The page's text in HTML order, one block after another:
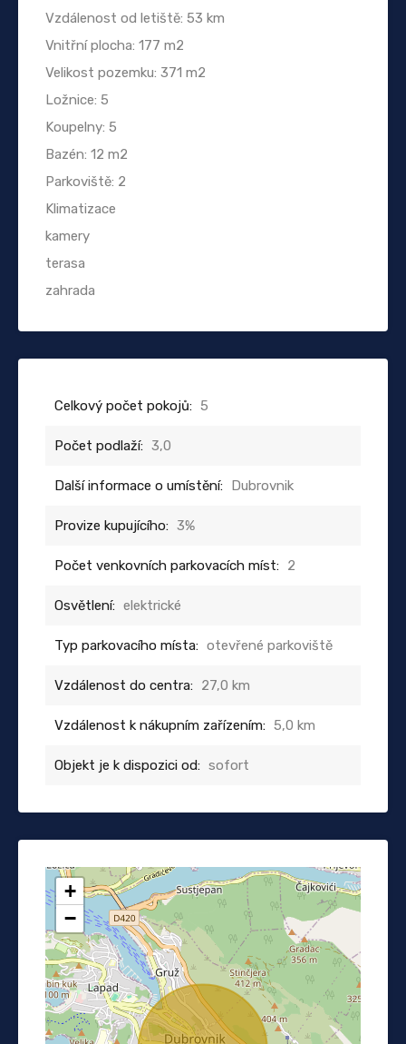
Vzdálenost od letiště: 53 km
Vnitřní plocha: 177 m2
Velikost pozemku: 371 m2
Ložnice: 5
Koupelny: 5
Bazén: 12 m2
Parkoviště: 2
Klimatizace
kamery
terasa
zahrada
Celkový počet pokojů: 5
Počet podlaží: 3,0
Další informace o umístění: Dubrovnik
Provize kupujícího: 3%
Počet venkovních parkovacích míst: 2
Osvětlení: elektrické
Typ parkovacího místa: otevřené parkoviště
Vzdálenost do centra: 27,0 km
Vzdálenost k nákupním zařízením: 5,0 km
Objekt je k dispozici od: sofort
+
−